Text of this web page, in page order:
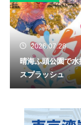
2026.07.28
晴海ふ頭公園で
スプラッシュ